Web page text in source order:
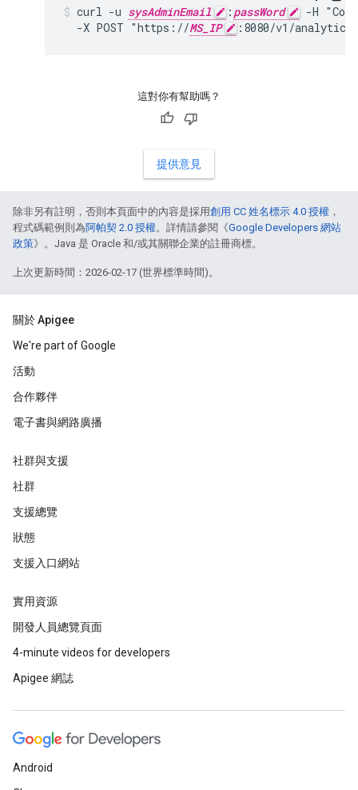
curl -u sysAdminEmail : passWord
-H
  -X POST "https://
MS_IP :8080/v1/analytics/
這對你有幫助嗎？
提供意見
除非另有註明，否則本頁面中的內容是採用創用 CC 姓名標示 4.0 授權 ，
程式碼範例則為阿帕契 2.0 授權。詳情請參閱《Google Developers 網站
政策》。Java 是 Oracle 和/或其關聯企業的註冊商標。
上次更新時間：2026-02-17 (世界標準時間)。
關於 Apigee
We're part of Google
活動
合作夥伴
電子書與網路廣播
社群與支援
社群
支援總覽
狀態
支援入口網站
實用資源
開發人員總覽頁面
4-minute videos for developers
Apigee 網誌
Android